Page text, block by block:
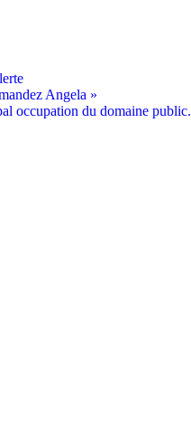
Angela »
occupation du domaine public.